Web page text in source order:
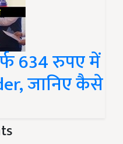
634 रुपए में
जानिए कैसे